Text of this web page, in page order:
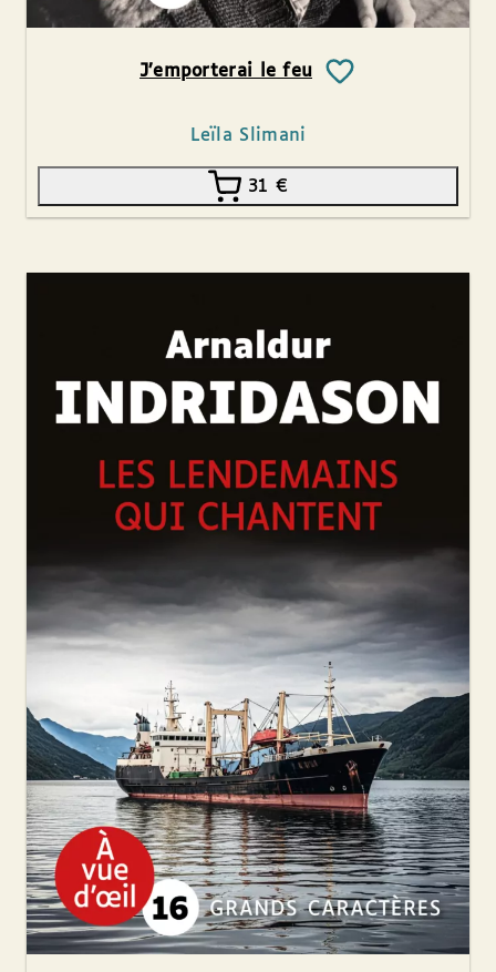
J’emporterai le feu
Leïla Slimani
31 €